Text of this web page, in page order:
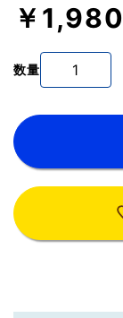
￥1,980
数量